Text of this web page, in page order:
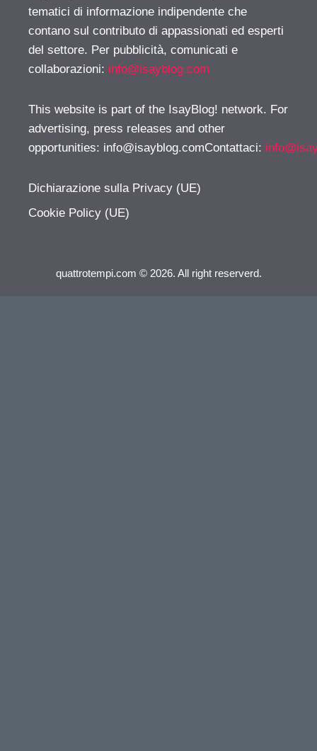
tematici di informazione indipendente che
contano sul contributo di appassionati ed esperti
del settore. Per pubblicità, comunicati e
collaborazioni: info@isayblog.com
This website is part of the IsayBlog! network. For
advertising, press releases and other
opportunities: info@isayblog.comContattaci:
Dichiarazione sulla Privacy (UE)
Cookie Policy (UE)
quattrotempi.com © 2026. All right reserverd.